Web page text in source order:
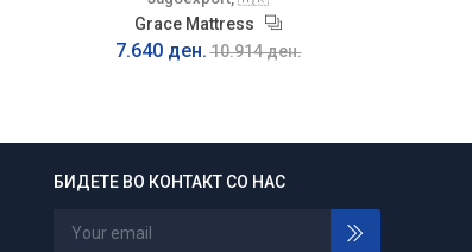
Grace Mattress
7.640 ден. 10.914 ден.
24/7 отворени
БИДЕТЕ ВО КОНТАКТ СО НАС